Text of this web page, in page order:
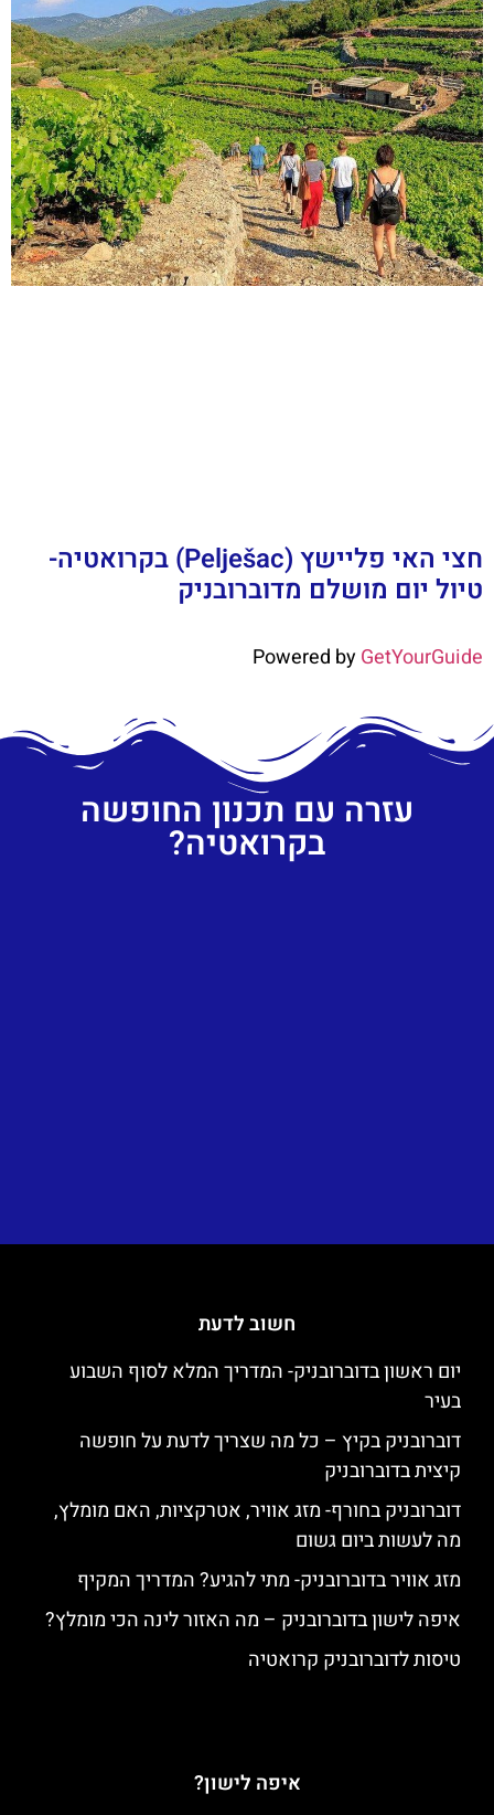
חצי האי פליישץ (Pelješac) בקרואטיה-
טיול יום מושלם מדוברובניק
Powered byGetYourGuide
עזרה עם תכנון החופשה
בקרואטיה?
חשוב לדעת
יום ראשון בדוברובניק- המדריך המלא לסוף השבוע
בעיר
דוברובניק בקיץ – כל מה שצריך לדעת על חופשה
קיצית בדוברובניק
דוברובניק בחורף- מזג אוויר, אטרקציות, האם מומלץ,
מה לעשות ביום גשום
מזג אוויר בדוברובניק- מתי להגיע? המדריך המקיף
איפה לישון בדוברובניק – מה האזור לינה הכי מומלץ?
טיסות לדוברובניק קרואטיה
איפה לישון?